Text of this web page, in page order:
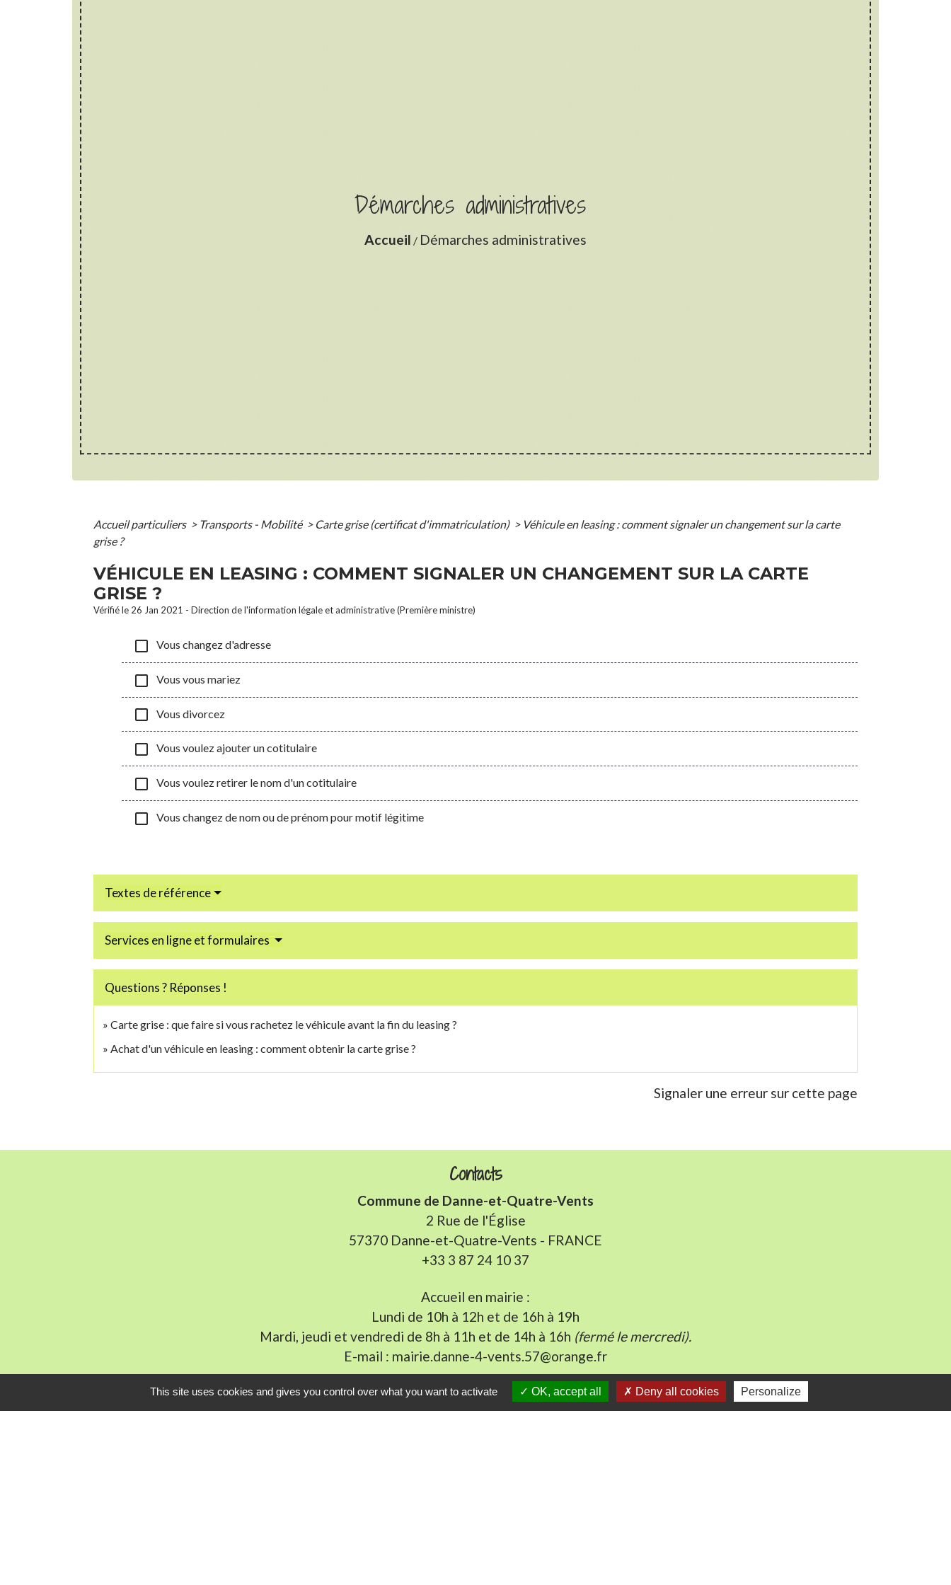
Démarches administratives
Accueil / Démarches administratives
Accueil particuliers > Transports - Mobilité > Carte grise (certificat d'immatriculation) > Véhicule en leasing : comment signaler un changement sur la carte
grise ?
VÉHICULE EN LEASING : COMMENT SIGNALER UN CHANGEMENT SUR LA CARTE
GRISE ?
Vérifié le 26 Jan 2021 - Direction de l'information légale et administrative (Première ministre)
check_box_outline_blank Vous changez d'adresse
check_box_outline_blank Vous vous mariez
check_box_outline_blank Vous divorcez
check_box_outline_blank Vous voulez ajouter un cotitulaire
check_box_outline_blank Vous voulez retirer le nom d'un cotitulaire
check_box_outline_blank Vous changez de nom ou de prénom pour motif légitime
Textes de référence
Services en ligne et formulaires
Questions ? Réponses !
Carte grise : que faire si vous rachetez le véhicule avant la fin du leasing ?
Achat d'un véhicule en leasing : comment obtenir la carte grise ?
Signaler une erreur sur cette page
Contacts
Commune de Danne-et-Quatre-Vents
2 Rue de l'Église
57370 Danne-et-Quatre-Vents - FRANCE
+33 3 87 24 10 37
Accueil en mairie :
Lundi de 10h à 12h et de 16h à 19h
Mardi, jeudi et vendredi de 8h à 11h et de 14h à 16h (fermé le mercredi).
E-mail : mairie.danne-4-vents.57@orange.fr
Liens utiles
This site uses cookies and gives you control over what you want to activate OK, accept all Deny all cookies Personalize